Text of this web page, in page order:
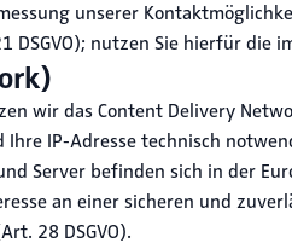
unserer
nutzen Sie hierfür die
wir das Content Delivery
IP-Adresse technisch
Server befinden sich in der
an einer sicheren und
28 DSGVO).